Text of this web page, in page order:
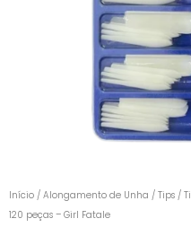
Início / Alongamento de Unha / Tips /
120 peças – Girl Fatale